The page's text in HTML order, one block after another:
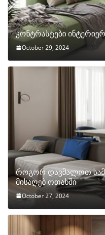
კონტრასტები
October 29, 2024
როგორ დავმალოთ
მისაღებ ოთახში
October 27, 2024